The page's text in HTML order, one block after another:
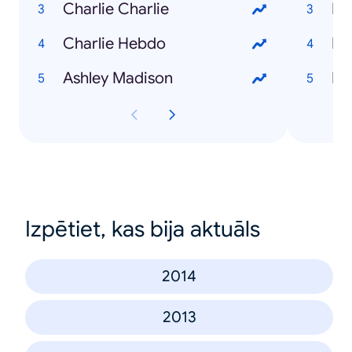
Charlie Charlie
Charlie Hebdo
Ashley Madison
Izpētiet, kas bija aktuāls
2014
2013